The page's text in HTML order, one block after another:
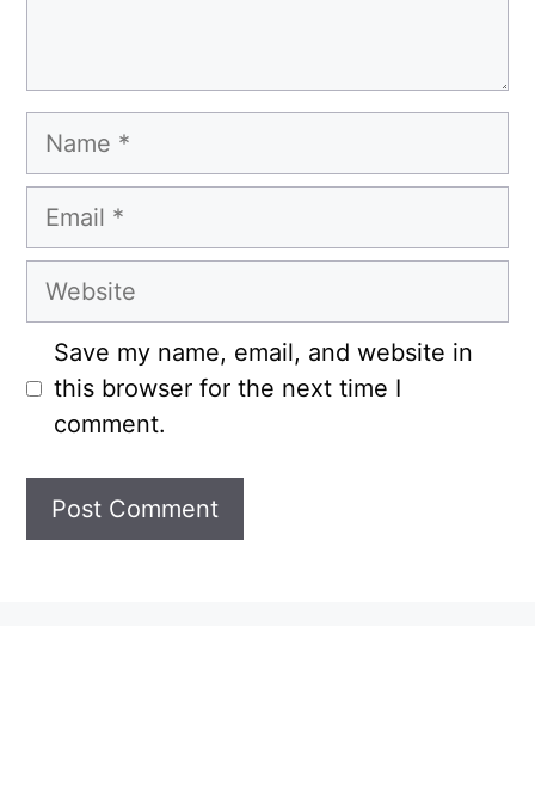
Name
Email
Website
Save my name, email, and website in
this browser for the next time I
comment.